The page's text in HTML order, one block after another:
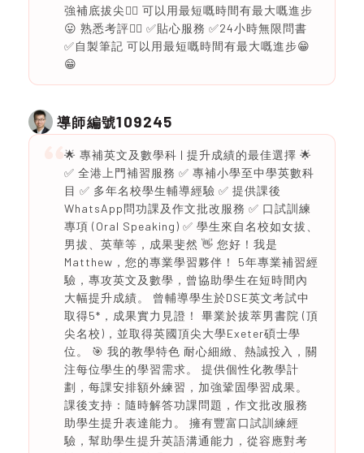
強補底拔尖❤️‍🔥 可以用最短嘅時間有最大嘅進步
😛 熟悉考評❤️‍🔥 ✅貼心服務 ✅24小時無限問書
✅自製筆記 可以用最短嘅時間有最大嘅進步😁
😁
導師編號109245
🌟 專補英文及數學科 | 提升成績的最佳選擇 🌟
✅ 全港上門補習服務 ✅ 專補小學至中學英數科
目 ✅ 多年名校學生輔導經驗 ✅ 提供課後
WhatsApp問功課及作文批改服務 ✅ 口試訓練
專項 (Oral Speaking) ✅ 學生來自名校如女拔、
男拔、英華等，成果斐然 👋 您好！我是
Matthew，您的專業學習夥伴！ 5年專業補習經
驗，專攻英文及數學，曾協助學生在短時間內
大幅提升成績。 曾輔導學生於DSE英文考試中
取得5*，成果實力見證！ 畢業於拔萃男書院 (頂
尖名校)，並取得英國頂尖大學Exeter碩士學
位。 🎯 我的教學特色 耐心細緻、熱誠投入，關
注每位學生的學習需求。 提供個性化教學計
劃，每課安排額外練習，加強鞏固學習成果。
課後支持：隨時解答功課問題，作文批改服務
助學生提升表達能力。 擁有豐富口試訓練經
驗，幫助學生提升英語溝通能力，從容應對考